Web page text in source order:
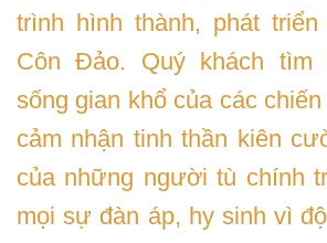
trình hình thành, phát
Côn Đảo. Quý khách tìm
sống gian khổ của các
cảm nhận tinh thần kiên
của những người tù chính
mọi sự đàn áp, hy sinh vì